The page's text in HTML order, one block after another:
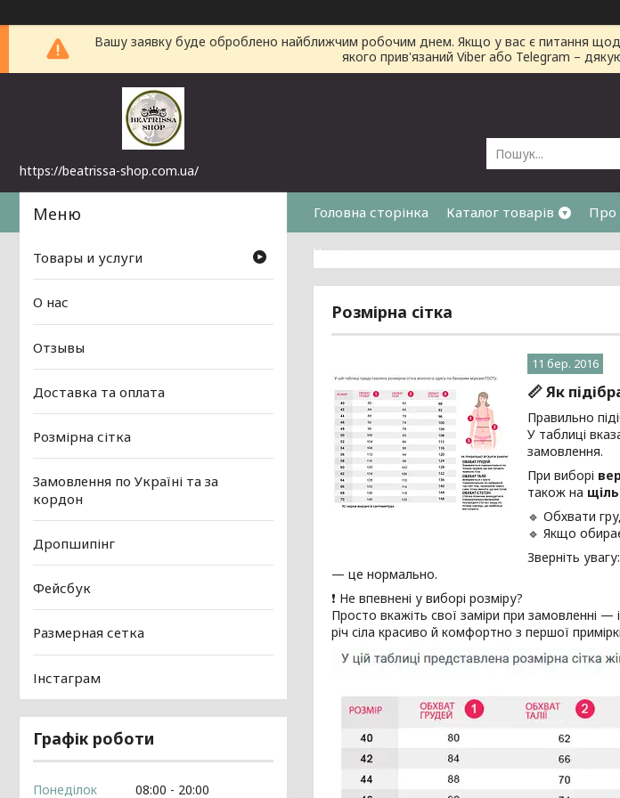
Вашу заявку буде оброблено найближчим робочим днем. Якщо у вас є питання
якого прив'язаний Viber або Telegram –
https://beatrissa-shop.com.ua/
Головна сторінка Каталог товарів Про
Часті питання
Розмірна сітка
11 бер. 2016
📏 Як
Правильно
У таблиці
замовлення.
При виборі
також на
🔹 Обхвати
🔹 Якщо
Зверніть увагу:
— це нормально.
❗ Не впевнені у виборі розміру?
Просто вкажіть свої заміри при замовленні —
річ сіла красиво й комфортно з першої
Товары и услуги
О нас
Отзывы
Доставка та оплата
Розмірна сітка
Замовлення по Україні та за
кордон
Дропшипінг
Фейсбук
Размерная сетка
Інстаграм
Графік роботи
Понеділок 08:00 20:00